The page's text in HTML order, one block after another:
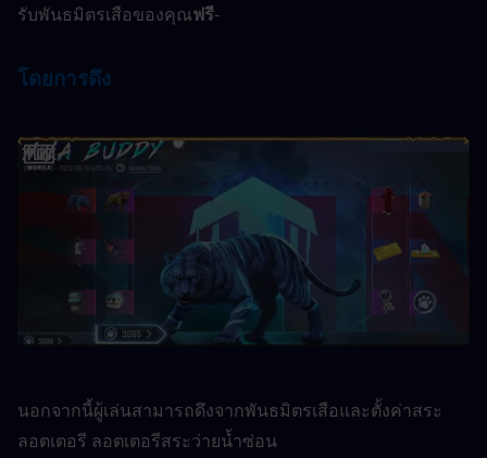
รับพันธมิตรเสือของคุณฟรี-
โดยการดึง
นอกจากนี้ผู้เล่นสามารถดึงจากพันธมิตรเสือและตั้งค่าสระ
ลอตเตอรี ลอตเตอรีสระว่ายน้ำซ่อน